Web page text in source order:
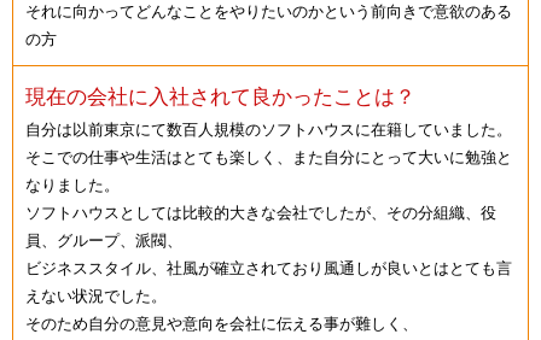
それに向かってどんなことをやりたいのかという前向きで意欲のある
の方
現在の会社に入社されて良かったことは？
自分は以前東京にて数百人規模のソフトハウスに在籍していました。
そこでの仕事や生活はとても楽しく、また自分にとって大いに勉強と
なりました。
ソフトハウスとしては比較的大きな会社でしたが、その分組織、役
員、グループ、派閥、
ビジネススタイル、社風が確立されており風通しが良いとはとても言
えない状況でした。
そのため自分の意見や意向を会社に伝える事が難しく、